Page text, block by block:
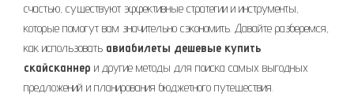
счастью, существуют эффективные стратегии и инструменты,
которые помогут вам значительно сэкономить. Давайте разберемся,
как использовать авиабилеты дешевые купить
скайсканнер и другие методы для поиска самых выгодных
предложений и планирования бюджетного путешествия.